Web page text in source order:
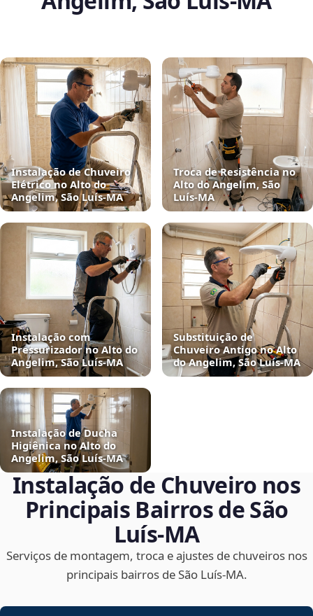
Instalação de Chuveiro
Elétrico no Alto do
Angelim, São Luís‑MA
Troca de Resistência no
Alto do Angelim, São
Luís‑MA
Instalação com
Pressurizador no Alto do
Angelim, São Luís‑MA
Substituição de
Chuveiro Antigo no Alto
do Angelim, São Luís‑MA
Instalação de Ducha
Higiênica no Alto do
Angelim, São Luís‑MA
Instalação de Chuveiro nos
Principais Bairros de São
Luís‑MA
Serviços de montagem, troca e ajustes de chuveiros nos
principais bairros de São Luís‑MA.